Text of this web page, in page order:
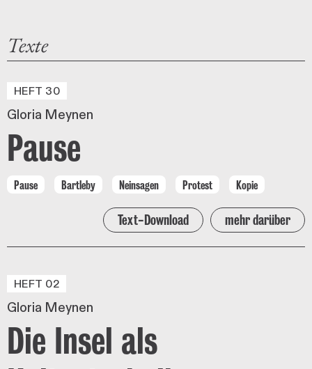
Texte
HEFT 30
Gloria Meynen
Pause
Pause Bartleby Neinsagen Protest Kopie
Text-Download mehr darüber
HEFT 02
Gloria Meynen
Die Insel als